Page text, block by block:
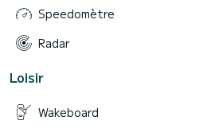
Speedomètre
Radar
Loisir
Wakeboard